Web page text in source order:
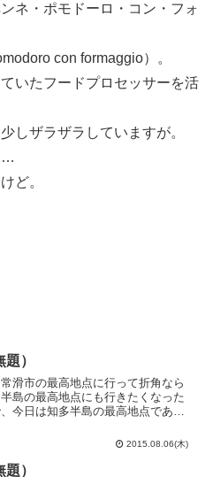
ネ・ポモドーロ・コン・フォ
con formaggio）。
いたフードプロセッサーを活
しザラザラしていますが。
…
ど。
題）
滑市の最高地点に行って折角なら
島の最高地点にも行きたくなった
今日は知多半島の最高地点である
そうな空模様だったので自動車で出
国道247号で南に向かいます。自転車
徒歩でも通った事...
2015.08.06(木)
題）